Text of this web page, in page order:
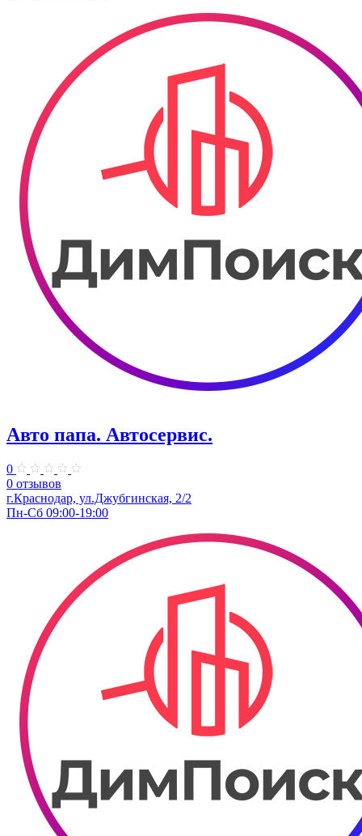
Авто папа. ​Автосервис.
0
0 отзывов
г.Краснодар, ул.Джубгинская, 2/2
Пн-Сб 09:00-19:00